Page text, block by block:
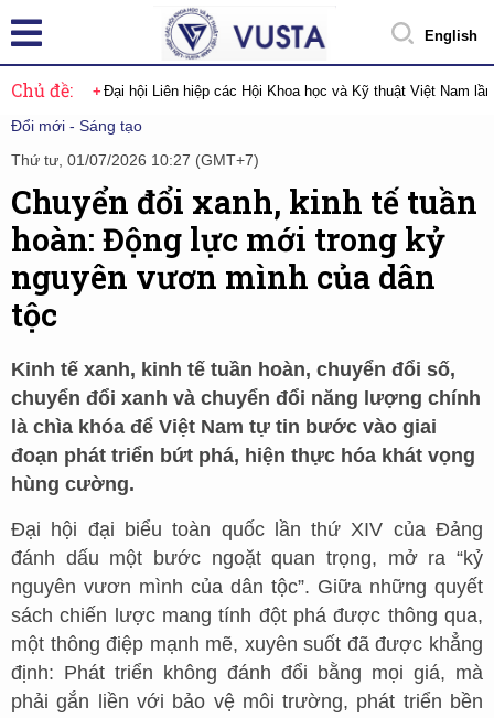
English
Chủ đề: Đại hội Liên hiệp các Hội Khoa học và Kỹ thuật Việt Nam
Đổi mới - Sáng tạo
Thứ tư, 01/07/2026 10:27 (GMT+7)
Chuyển đổi xanh, kinh tế tuần
hoàn: Động lực mới trong kỷ
nguyên vươn mình của dân
tộc
Kinh tế xanh, kinh tế tuần hoàn, chuyển đổi số,
chuyển đổi xanh và chuyển đổi năng lượng chính
là chìa khóa để Việt Nam tự tin bước vào giai
đoạn phát triển bứt phá, hiện thực hóa khát vọng
hùng cường.
Đại hội đại biểu toàn quốc lần thứ XIV của Đảng
đánh dấu một bước ngoặt quan trọng, mở ra “kỷ
nguyên vươn mình của dân tộc”. Giữa những quyết
sách chiến lược mang tính đột phá được thông qua,
một thông điệp mạnh mẽ, xuyên suốt đã được khẳng
định: Phát triển không đánh đổi bằng mọi giá, mà
phải gắn liền với bảo vệ môi trường, phát triển bền